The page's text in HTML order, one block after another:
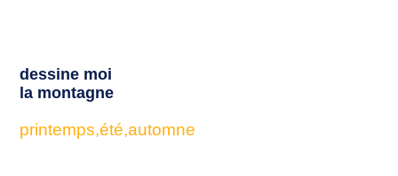
dessine moi
la montagne
printemps,été,automne